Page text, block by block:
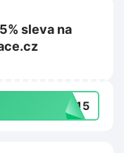
sleva na
9015